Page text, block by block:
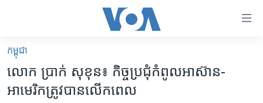
គេហទំព័រ​
ទាក់ទង
និង​
កម្ពុជា
អន្តរជាតិ
កម្ពុជា
លោក ប្រាក់ សុខុន៖ កិច្ច​ប្រជុំ​កំពូល​អាស៊ាន-​
អាមេរិក​ត្រូវ​បាន​លើក​ពេល​